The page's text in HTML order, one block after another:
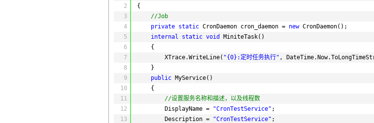
2
3
4
5
6
7
8
9
10
11
12
13
{
//Job
private static CronDaemon cron_daemon = new CronDaemon();
internal
static void
MiniteTask()
{
XTrace.WriteLine( "{0}:定时任务执行" ,
}
public MyService()
{
//设置服务名称和描述，以及线程数
DisplayName =
"CronTestService" ;
Description =
"CronTestService" ;